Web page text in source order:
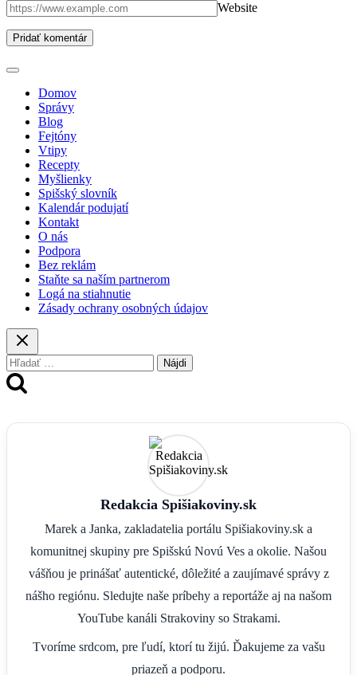
Website
Domov
Správy
Blog
Fejtóny
Vtipy
Recepty
Myšlienky
Spišský slovník
Kalendár podujatí
Kontakt
O nás
Podpora
Bez reklám
Staňte sa naším partnerom
Logá na stiahnutie
Zásady ochrany osobných údajov
Hľadať:
Redakcia Spišiakoviny.sk
Marek a Janka, zakladatelia portálu Spišiakoviny.sk a
komunitnej skupiny pre Spišskú Novú Ves a okolie. Našou
vášňou je prinášať autentické, dôležité a zaujímavé správy z
nášho regiónu. Sledujte naše príbehy a reportáže aj na našom
YouTube kanáli Strakoviny so Strakami.
Tvoríme srdcom, pre ľudí, ktorí tu žijú. Ďakujeme za vašu
priazeň a podporu.